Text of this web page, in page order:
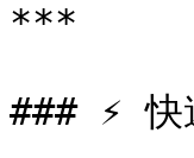
***
### ⚡ 快